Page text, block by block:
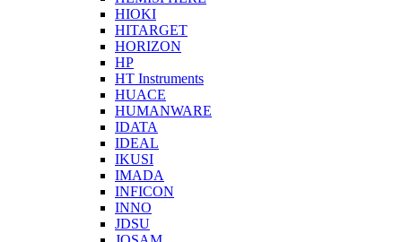
HIOKI
HITARGET
HORIZON
HP
HT Instruments
HUACE
HUMANWARE
IDATA
IDEAL
IKUSI
IMADA
INFICON
INNO
JDSU